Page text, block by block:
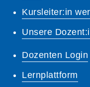
Kursleiter:in
Unsere
Dozenten Login
Lernplattform